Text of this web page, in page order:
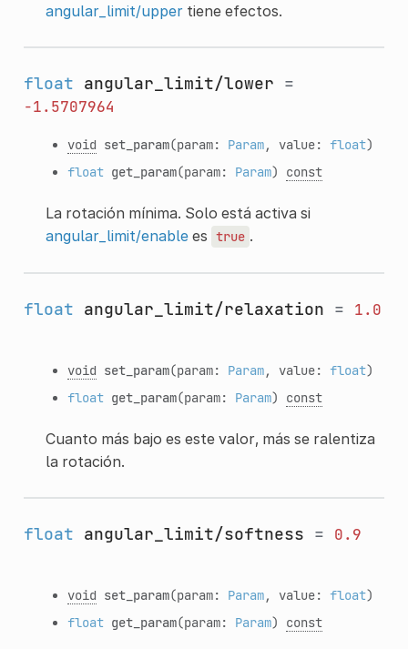
angular_limit/uppertiene efectos.
float angular_limit/lower =
-1.5707964
void set_param(param: Param, value: float)
float get_param(param: Param) const
La rotación mínima. Solo está activa si
angular_limit/enablees true .
float angular_limit/relaxation = 1.0
void set_param(param: Param, value: float)
float get_param(param: Param) const
Cuanto más bajo es este valor, más se ralentiza
la rotación.
float angular_limit/softness = 0.9
void set_param(param: Param, value: float)
float get_param(param: Param) const